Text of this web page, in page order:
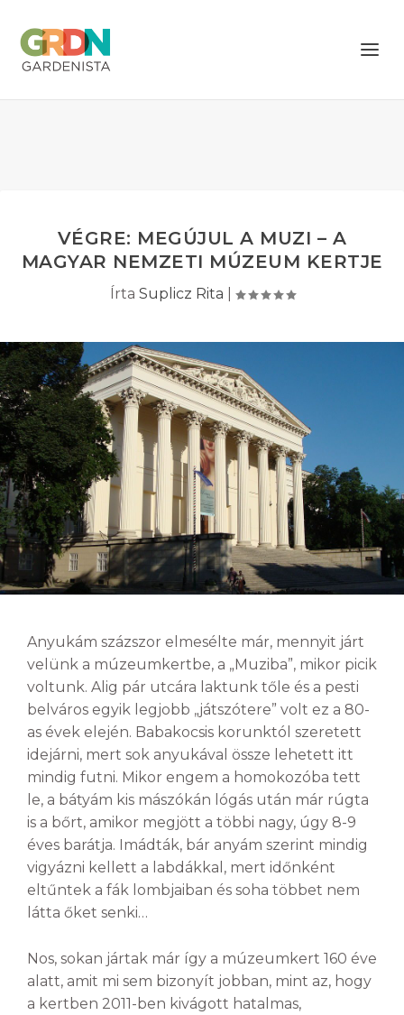
VÉGRE: MEGÚJUL A MUZI – A
MAGYAR NEMZETI MÚZEUM KERTJE
Írta Suplicz Rita
Anyukám százszor elmesélte már, mennyit járt
velünk a múzeumkertbe, a „Muziba”, mikor picik
voltunk. Alig pár utcára laktunk tőle és a pesti
belváros egyik legjobb „játszótere” volt ez a 80-
as évek elején. Babakocsis korunktól szeretett
idejárni, mert sok anyukával össze lehetett itt
mindig futni. Mikor engem a homokozóba tett
le, a bátyám kis mászókán lógás után már rúgta
is a bőrt, amikor megjött a többi nagy, úgy 8-9
éves barátja. Imádták, bár anyám szerint mindig
vigyázni kellett a labdákkal, mert időnként
eltűntek a fák lombjaiban és soha többet nem
látta őket senki…
Nos, sokan jártak már így a múzeumkert 160 éve
alatt, amit mi sem bizonyít jobban, mint az, hogy
a kertben 2011-ben kivágott hatalmas,